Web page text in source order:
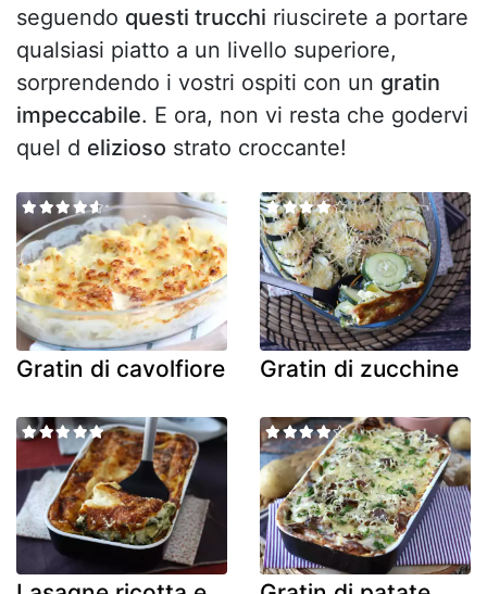
seguendo questi trucchi riuscirete a portare
qualsiasi piatto a un livello superiore,
sorprendendo i vostri ospiti con un gratin
impeccabile. E ora, non vi resta che godervi
quel d elizioso strato croccante!
Gratin di cavolfiore Gratin di zucchine